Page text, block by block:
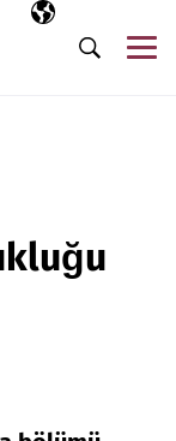
Seçili dil
TR
Arama